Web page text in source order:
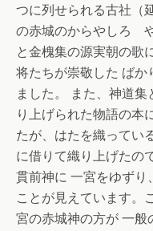
つに列せられる古社（
の赤城のからやしろ
と金槐集の源実朝の歌
将たちが崇敬した ばか
ました。 また、神道
り上げられた物語の本
たが、はたを織ってい
に借りて織り上げたの
貫前神に 一宮をゆずり
ことが見えています。
宮の赤城神の方が 一般